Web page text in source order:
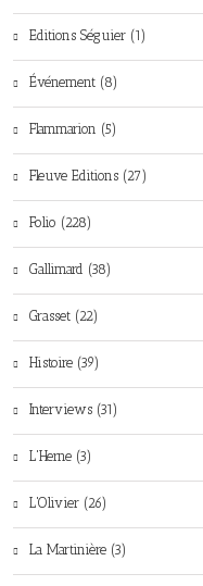
Editions Séguier (1)
Événement (8)
Flammarion (5)
Fleuve Editions (27)
Folio (228)
Gallimard (38)
Grasset (22)
Histoire (39)
Interviews (31)
L'Herne (3)
L'Olivier (26)
La Martinière (3)